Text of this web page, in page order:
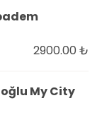
2900.00 ₺
My City